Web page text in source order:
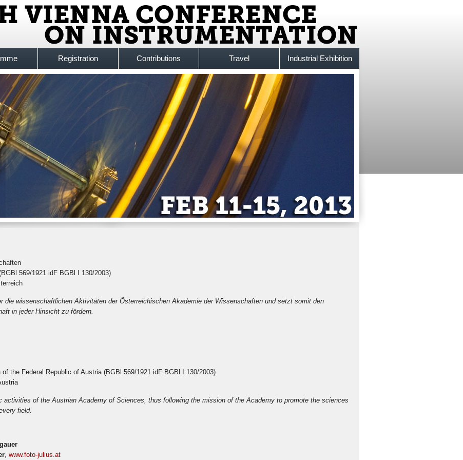
Registration Contributions Travel Industrial Exhibition
569/1921 idF BGBl I 130/2003)
die wissenschaftlichen Aktivitäten der Österreichischen Akademie der Wissenschaften und setzt somit den
in jeder Hinsicht zu fördern.
the Federal Republic of Austria (BGBl 569/1921 idF BGBl I 130/2003)
activities of the Austrian Academy of Sciences, thus following the mission of the Academy to promote the sciences
field.
, www.foto-julius.at